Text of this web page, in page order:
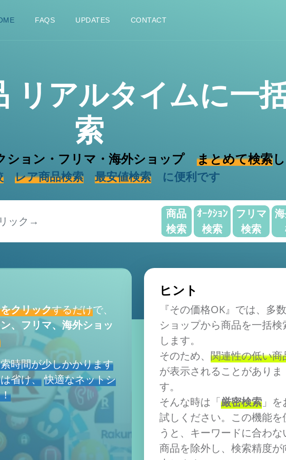
FAQS UPDATES CONTACT
リアルタイムに一
索
ション・フリマ・海外ショップ まとめて検索
レア商品検索 最安値検索に便利です
商品
検索
ｵｰｸｼｮﾝ
検索
フリマ
検索
クリックするだけで、
、フリマ、海外ショッ
時間が少しかかります
省け、快適なネットシ
ヒント
『その価格OK』では、多
ショップから商品を一括検
します。
そのため、 関連性の低い商
が表示されることがありま
す。
そんな時は「厳密検索 」を
試しください。この機能を
うと、キーワードに合わな
商品を除外し、検索精度が